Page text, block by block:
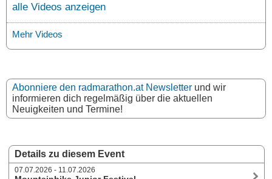
Details zu diesem Event
07.07.2026 - 11.07.2026
alle Videos anzeigen
Mehr Videos
Abonniere den radmarathon.at Newsletter und wir
informieren dich regelmäßig über die aktuellen
Neuigkeiten und Termine!